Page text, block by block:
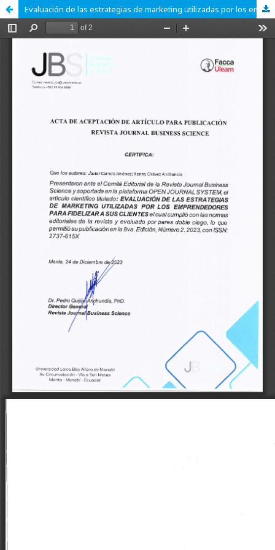
Evaluación de las estrategias de marketing utilizadas por los emprendedores para fidelizar a sus clientes